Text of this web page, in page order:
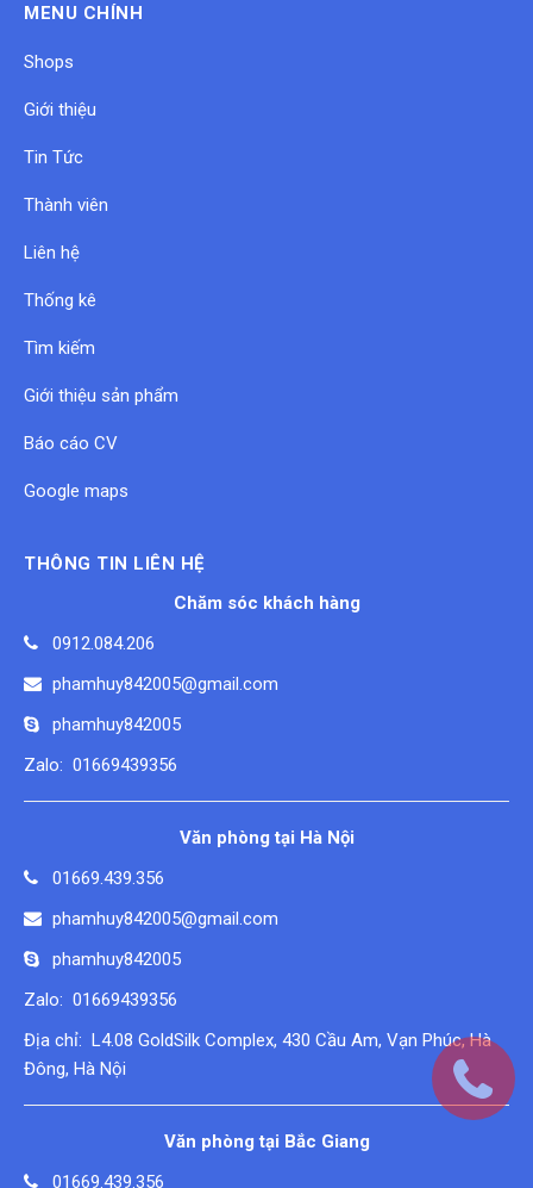
MENU CHÍNH
Shops
Giới thiệu
Tin Tức
Thành viên
Liên hệ
Thống kê
Tìm kiếm
Giới thiệu sản phẩm
Báo cáo CV
Google maps
THÔNG TIN LIÊN HỆ
Chăm sóc khách hàng
0912.084.206
phamhuy842005@gmail.com
phamhuy842005
Zalo: 01669439356
Văn phòng tại Hà Nội
01669.439.356
phamhuy842005@gmail.com
phamhuy842005
Zalo: 01669439356
Địa chỉ: L4.08 GoldSilk Complex, 430 Cầu Am, Vạn Phúc, Hà
Đông, Hà Nội
Văn phòng tại Bắc Giang
01669.439.356